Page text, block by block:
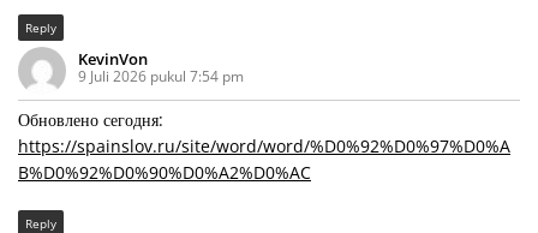
Reply
KevinVon
9 Juli 2026 pukul 7:54 pm
Обновлено сегодня:
https://spainslov.ru/site/word/word/%D0%92%D0%97%D0%A
B%D0%92%D0%90%D0%A2%D0%AC
Reply